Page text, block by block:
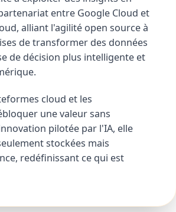
entre Google Cloud et
alliant l'agilité open source à
de transformer des données
de décision plus intelligente et
cloud et les
une valeur sans
pilotée par l'IA, elle
stockées mais
redéfinissant ce qui est